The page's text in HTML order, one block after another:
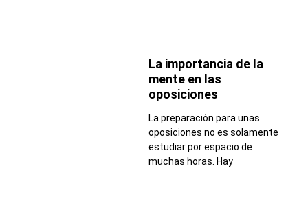
La importancia de la
mente en las
oposiciones
La preparación para unas
oposiciones no es solamente
estudiar por espacio de
muchas horas. Hay